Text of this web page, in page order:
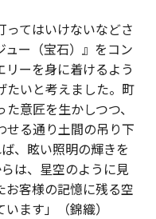
ってはいけないなどさ
ュー（宝石）』をコン
ーを身に着けるよう
たいと考えました。町
意匠を生かしつつ、
せる通り土間の吊り下
、眩い照明の輝きを
は、星空のように見
お客様の記憶に残る空
ます」（錦織）